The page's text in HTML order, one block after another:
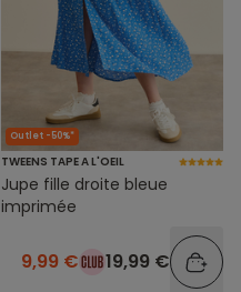
Outlet -50%*
TWEENS TAPE A L'OEIL
Jupe fille droite bleue
imprimée
9,99 € 19,99 €